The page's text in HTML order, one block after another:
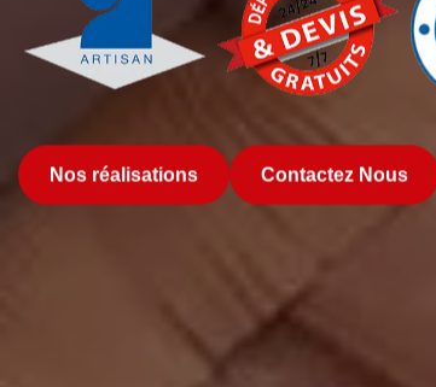
Nos réalisations Contactez Nous